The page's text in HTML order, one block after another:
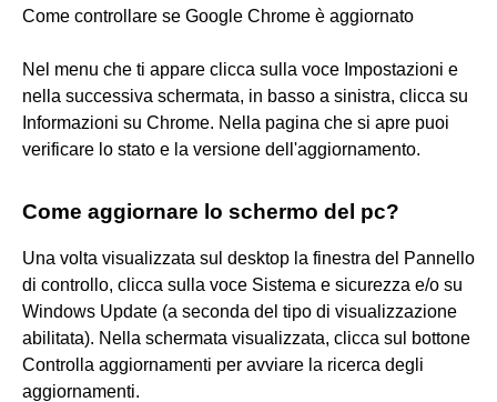
Come controllare se Google Chrome è aggiornato
Nel menu che ti appare clicca sulla voce Impostazioni e
nella successiva schermata, in basso a sinistra, clicca su
Informazioni su Chrome. Nella pagina che si apre puoi
verificare lo stato e la versione dell'aggiornamento.
Come aggiornare lo schermo del pc?
Una volta visualizzata sul desktop la finestra del Pannello
di controllo, clicca sulla voce Sistema e sicurezza e/o su
Windows Update (a seconda del tipo di visualizzazione
abilitata). Nella schermata visualizzata, clicca sul bottone
Controlla aggiornamenti per avviare la ricerca degli
aggiornamenti.